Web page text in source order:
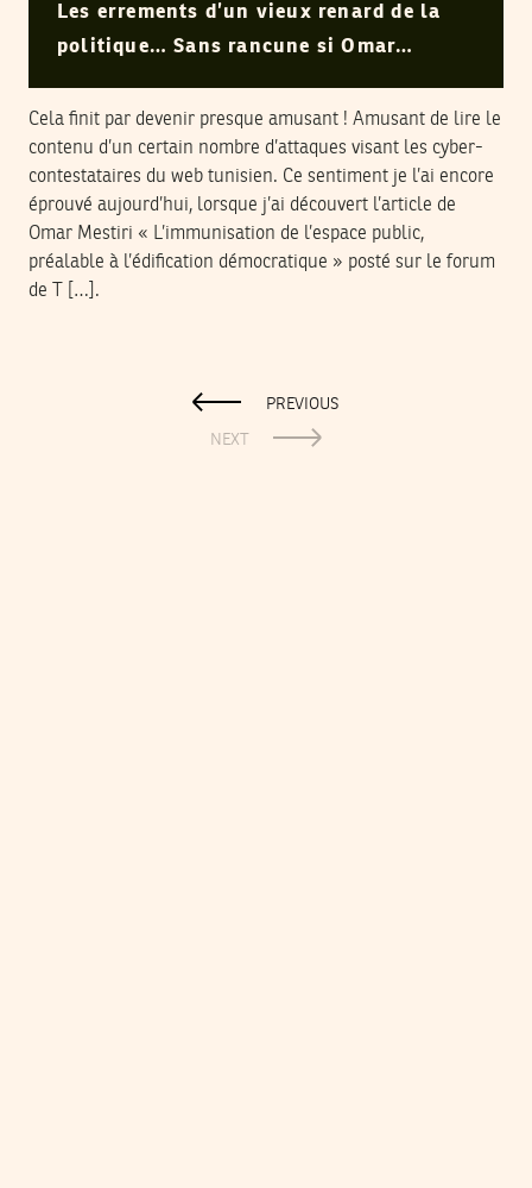
Les errements d’un vieux renard de la
politique… Sans rancune si Omar…
Cela finit par devenir presque amusant ! Amusant de lire le
contenu d’un certain nombre d’attaques visant les cyber-
contestataires du web tunisien. Ce sentiment je l’ai encore
éprouvé aujourd’hui, lorsque j’ai découvert l’article de
Omar Mestiri « L’immunisation de l’espace public,
préalable à l’édification démocratique » posté sur le forum
de T […].
PREVIOUS
NEXT